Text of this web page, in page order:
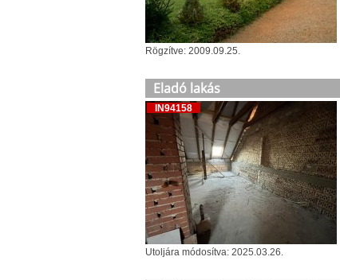
Rögzítve: 2009.09.25.
Eladó lakás
IN94158
Utoljára módosítva: 2025.03.26.